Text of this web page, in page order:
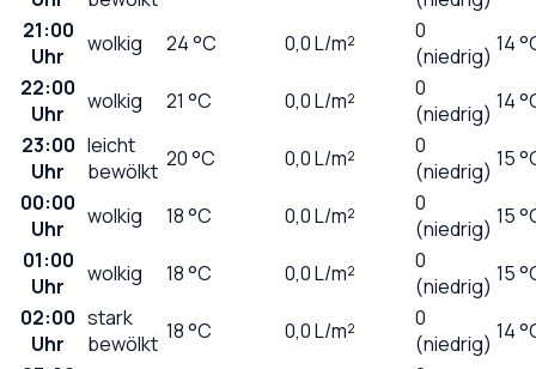
21:00
Uhr
wolkig 24°C 0,0L/m²
0
(niedrig) 14
22:00
Uhr
wolkig 21 °C 0,0L/m²
0
(niedrig) 14
23:00
Uhr
leicht
bewölkt 20°C 0,0L/m²
0
(niedrig) 15
00:00
Uhr
wolkig 18°C 0,0L/m²
0
(niedrig) 15
01:00
Uhr
wolkig 18°C 0,0L/m²
0
(niedrig) 15
02:00
Uhr
stark
bewölkt 18°C 0,0L/m²
0
(niedrig) 14